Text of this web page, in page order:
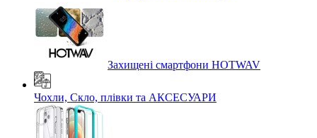
Захищені смартфони HOTWAV
Чохли, Скло, плівки та АКСЕСУАРИ